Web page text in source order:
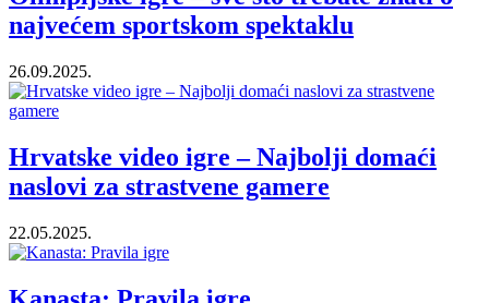
najvećem sportskom spektaklu
26.09.2025.
Hrvatske video igre – Najbolji domaći
naslovi za strastvene gamere
22.05.2025.